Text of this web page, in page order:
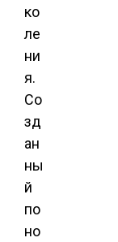
ко
ле
ни
я.
Со
зд
ан
ны
й
по
но